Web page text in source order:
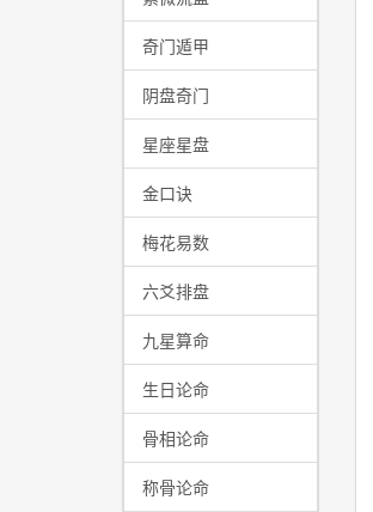
奇门遁甲
阴盘奇门
星座星盘
金口诀
梅花易数
六爻排盘
九星算命
生日论命
骨相论命
称骨论命